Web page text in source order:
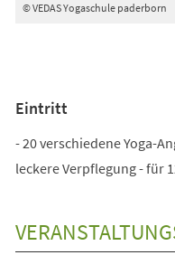
© VEDAS Yogaschule paderborn
Eintritt
- 20 verschiedene Yoga-
leckere Verpflegung - für